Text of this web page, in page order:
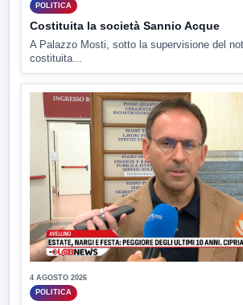
POLITICA
Costituita la società Sannio Acque
A Palazzo Mosti, sotto la supervisione del
costituita...
4 AGOSTO 2026
POLITICA